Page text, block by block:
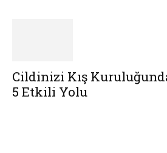
Cildinizi Kış
5 Etkili Yolu